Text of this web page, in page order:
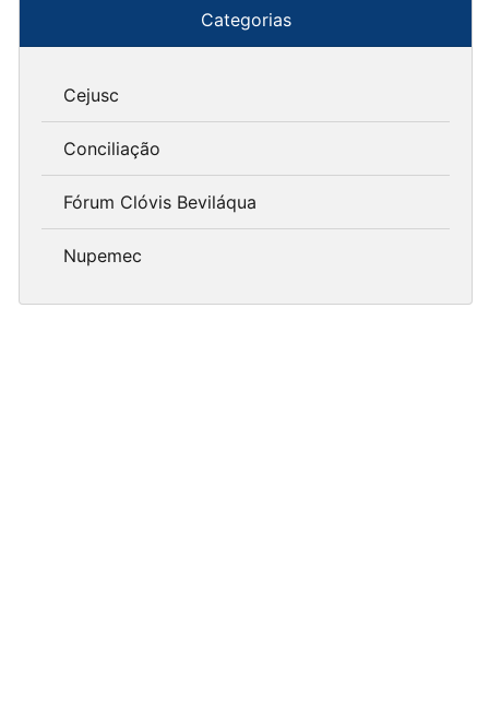
Categorias
Cejusc
Conciliação
Fórum Clóvis Beviláqua
Nupemec